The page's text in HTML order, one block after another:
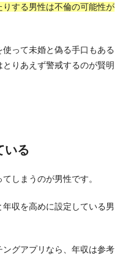
する男性は不倫の可能性が
って未婚と偽る手口もある
りあえず警戒するのが賢明
いる
しまうのが男性です。
収を高めに設定している男
グアプリなら、年収は参考